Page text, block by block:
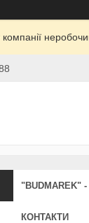
"BUDMAREK"
КОНТАКТИ